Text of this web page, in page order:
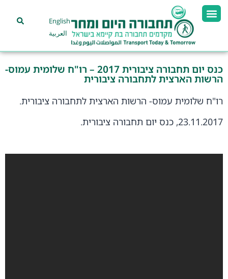
English
العربية
כנס יום תחבורה ציבורית 2017 – רו"ח שלומית עמוס-
הרשות הארצית לתחבורה ציבורית
רו"ח שלומית עמוס- הרשות הארצית לתחבורה ציבורית.
23.11.2017, כנס יום תחבורה ציבורית.